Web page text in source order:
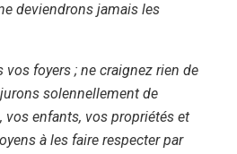
deviendrons jamais les
vos foyers ; ne craignez rien de
solennellement de
vos enfants, vos propriétés et
à les faire respecter par